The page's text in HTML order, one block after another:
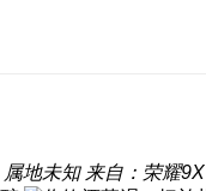
属地未知 来自：荣耀9X